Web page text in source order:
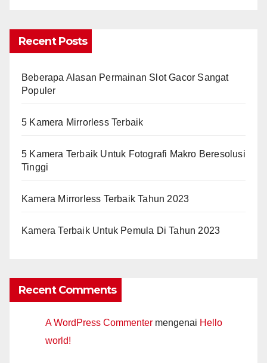
Recent Posts
Beberapa Alasan Permainan Slot Gacor Sangat
Populer
5 Kamera Mirrorless Terbaik
5 Kamera Terbaik Untuk Fotografi Makro Beresolusi
Tinggi
Kamera Mirrorless Terbaik Tahun 2023
Kamera Terbaik Untuk Pemula Di Tahun 2023
Recent Comments
A WordPress Commenter mengenai Hello
world!